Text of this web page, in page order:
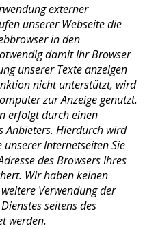
externer
unserer Webseite die
in den
damit Ihr Browser
unserer Texte anzeigen
nicht unterstützt, wird
zur Anzeige genutzt.
erfolgt durch einen
Anbieters. Hierdurch wird
Internetseiten Sie
des Browsers Ihres
Wir haben keinen
Verwendung der
seitens des
werden.